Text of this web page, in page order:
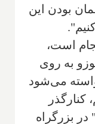
بودن این
است،
به روی
می‌شود
کنارگذر
در بزرگراه